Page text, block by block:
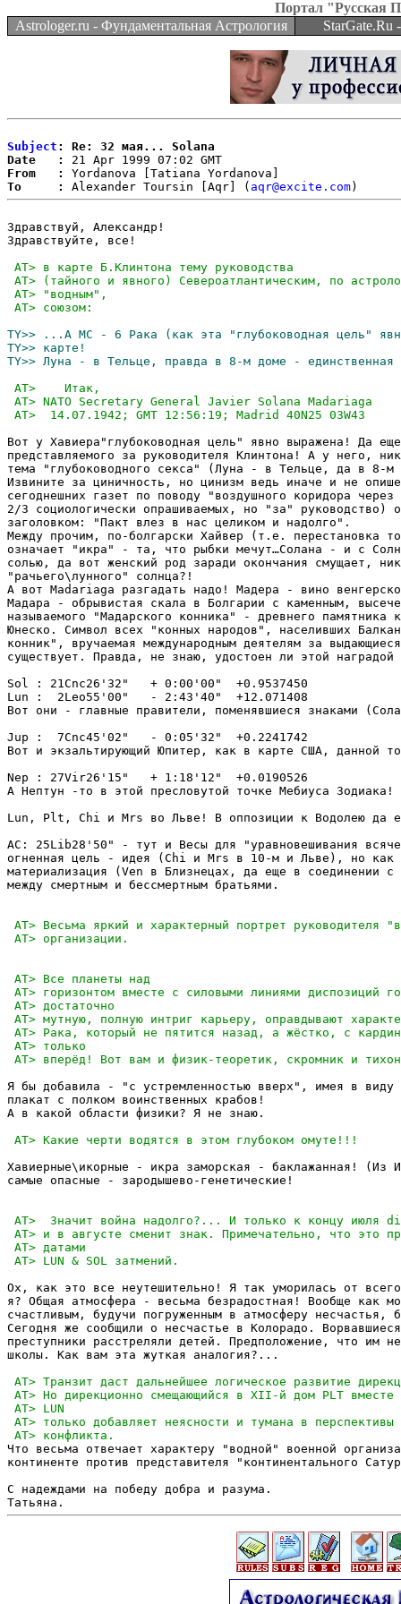
Портал "Русская
Astrologer.ru - Фундаментальная Астрология
StarGate.Ru
Subject : Re: 32 мая... Solana
Date   :
From   :
To     :
Alexander Toursin [Aqr] ( aqr@excite.com
Здравствуй, Александр!
Здравствуйте, все!
Вот у Хавиера"глубоководная цель" явно выражена! Да
представляемого за руководителя Клинтона! А у него,
тема "глубоководного секса" (Луна - в Тельце, да в 8-м
Извините за циничность, но цинизм ведь иначе и не
сегоднешних газет по поводу "воздушного коридора
2/3 социологически опрашиваемых, но "за" руководство)
заголовком: "Пакт влез в нас целиком и надолго".
Между прочим, по-болгарски Хайвер (т.е. перестановка
означает "икра" - та, что рыбки мечут…Солана - и с
солью, да вот женский род заради окончания смущает,
"рачьего\лунного" солнца?!
А вот Madariaga разгадать надо! Мадера - вино
Мадара - обрывистая скала в Болгарии с каменным,
называемого "Мадарского конника" - древнего памятника
Юнеско. Символ всех "конных народов", населивших
конник", вручаемая международным деятелям за
существует. Правда, не знаю, удостоен ли этой наградой
Sol : 21Cnc26'32"   + 0:00'00"  +0.9537450
Lun :  2Leo55'00"   - 2:43'40"  +12.071408
Вот они - главные правители, поменявшиеся знаками
Jup :  7Cnc45'02"   - 0:05'32"  +0.2241742
Вот и экзальтирующий Юпитер, как в карте США, данной
Nep : 27Vir26'15"   + 1:18'12"  +0.0190526
А Нептун -то в этой пресловутой точке Мебиуса Зодиака!
Lun, Plt, Chi и Mrs во Льве! В оппозиции к Водолею да
АС: 25Lib28'50" - тут и Весы для "уравновешивания
огненная цель - идея (Chi и Mrs в 10-м и Льве), но как
материализация (Ven в Близнецах, да еще в соединении
между смертным и бессмертным братьями.
Я бы добавила - "с устремленностью вверх", имея в виду
плакат с полком воинственных крабов!
А в какой области физики? Я не знаю.
Хавиерные\икорные - икра заморская - баклажанная! (Из
самые опасные - зародышево-генетические!
Ох, как это все неутешительно! Я так уморилась от
я? Общая атмосфера - весьма безрадостная! Вообще как
счастливым, будучи погруженным в атмосферу несчастья,
Сегодня же сообщили о несчастье в Колорадо.
преступники расстреляли детей. Предположение, что им
школы. Как вам эта жуткая аналогия?...
Что весьма отвечает характеру "водной" военной
континенте против представителя "континентального
С надеждами на победу добра и разума.